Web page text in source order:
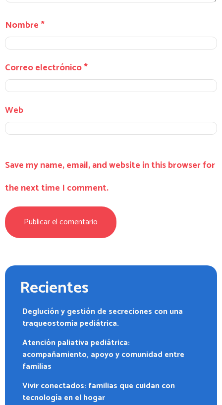
Nombre*
Correo electrónico*
Web
Save my name, email, and website in this browser for
the next time I comment.
Recientes
Deglución y gestión de secreciones con una
traqueostomía pediátrica.
Atención paliativa pediátrica:
acompañamiento, apoyo y comunidad entre
familias
Vivir conectados: familias que cuidan con
tecnología en el hogar